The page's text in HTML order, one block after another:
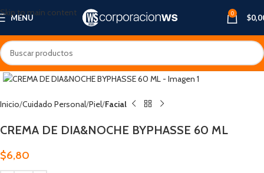
Skip to main content
MENU 0 $
Inicio Cuidado Personal Piel Facial
CREMA DE DIA&NOCHE BYPHASSE 60 ML
$6,80